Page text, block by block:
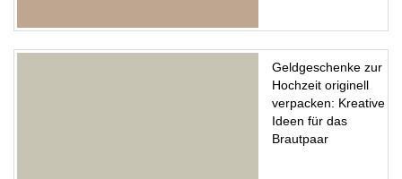
Geldgeschenke zur
Hochzeit originell
verpacken: Kreative
Ideen für das
Brautpaar